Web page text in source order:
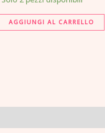
AGGIUNGI AL CARRELLO